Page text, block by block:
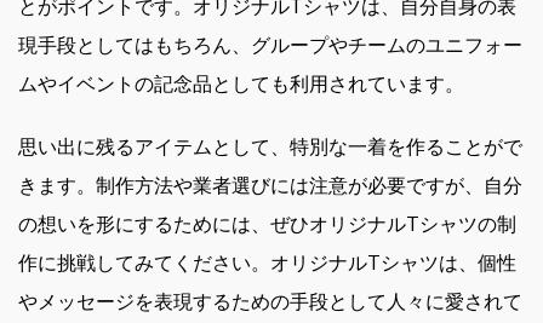
とがポイントです。オリジナルTシャツは、自分自身の表
現手段としてはもちろん、グループやチームのユニフォー
ムやイベントの記念品としても利用されています。
思い出に残るアイテムとして、特別な一着を作ることがで
きます。制作方法や業者選びには注意が必要ですが、自分
の想いを形にするためには、ぜひオリジナルTシャツの制
作に挑戦してみてください。オリジナルTシャツは、個性
やメッセージを表現するための手段として人々に愛されて